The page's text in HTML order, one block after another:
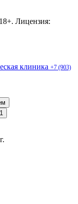
Лицензия:
клиника +7 (903)